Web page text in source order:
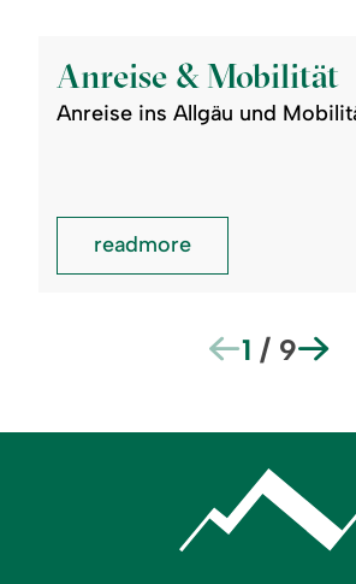
Anreise & Mobilität
Anreise ins Allgäu und
Anreise
Mobilität
readmore
1 / 9